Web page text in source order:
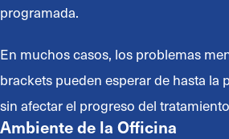
programada.
En muchos casos, los problemas
brackets pueden esperar de hasta la
sin afectar el progreso del
Ambiente de la Officina